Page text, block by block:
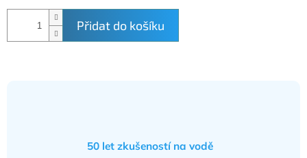
Přidat do košíku
50 let zkušeností na vodě